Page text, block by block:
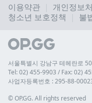
이용약관
개인정보
청소년 보호정책
불
서울특별시 강남구 테헤란로
Tel: 02) 455-9903 / Fax: 02)
사업자등록번호 : 295-88-
© OP.GG. All rights reserved